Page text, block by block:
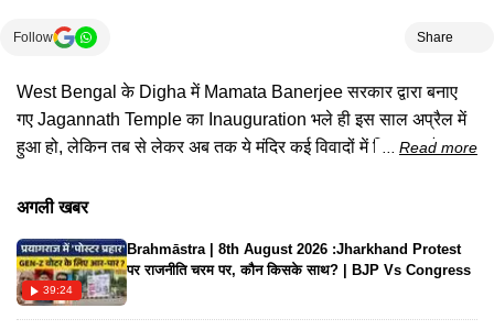
Follow Share
West Bengal के Digha में Mamata Banerjee सरकार द्वारा बनाए
गए Jagannath Temple का Inauguration भले ही इस साल अप्रैल में
हुआ हो, लेकिन तब से लेकर अब तक ये मंदिर कई विवादों में घिरा रहा है। अब
प्रसाद Muslim-Owned Shops से बनवाया जा रहा है और जिन दुकानों
राजनीति और तुष्टिकरण की इस बहस को जानिए इस रिपोर्ट में।..
Read more
अगली खबर
39:24
Brahmāstra | 8th August 2026 :Jharkhand Protest
पर राजनीति चरम पर, कौन किसके साथ? | BJP Vs Congress